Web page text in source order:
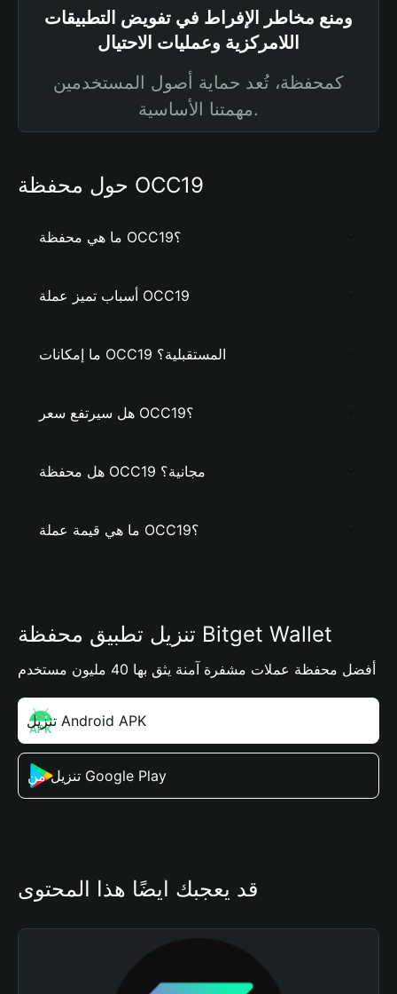
ومنع مخاطر الإفراط في تفويض التطبيقات
اللامركزية وعمليات الاحتيال
كمحفظة، تُعد حماية أصول المستخدمين
مهمتنا الأساسية.
حول محفظة OCC19
ما هي محفظة OCC19؟
أسباب تميز عملة OCC19
ما إمكانات OCC19 المستقبلية؟
هل سيرتفع سعر OCC19؟
هل محفظة OCC19 مجانية؟
ما هي قيمة عملة OCC19؟
تنزيل تطبيق محفظة Bitget Wallet
أفضل محفظة عملات مشفرة آمنة يثق بها 40 مليون مستخدم
تنزيل Android APK
تنزيل من Google Play
قد يعجبك أيضًا هذا المحتوى